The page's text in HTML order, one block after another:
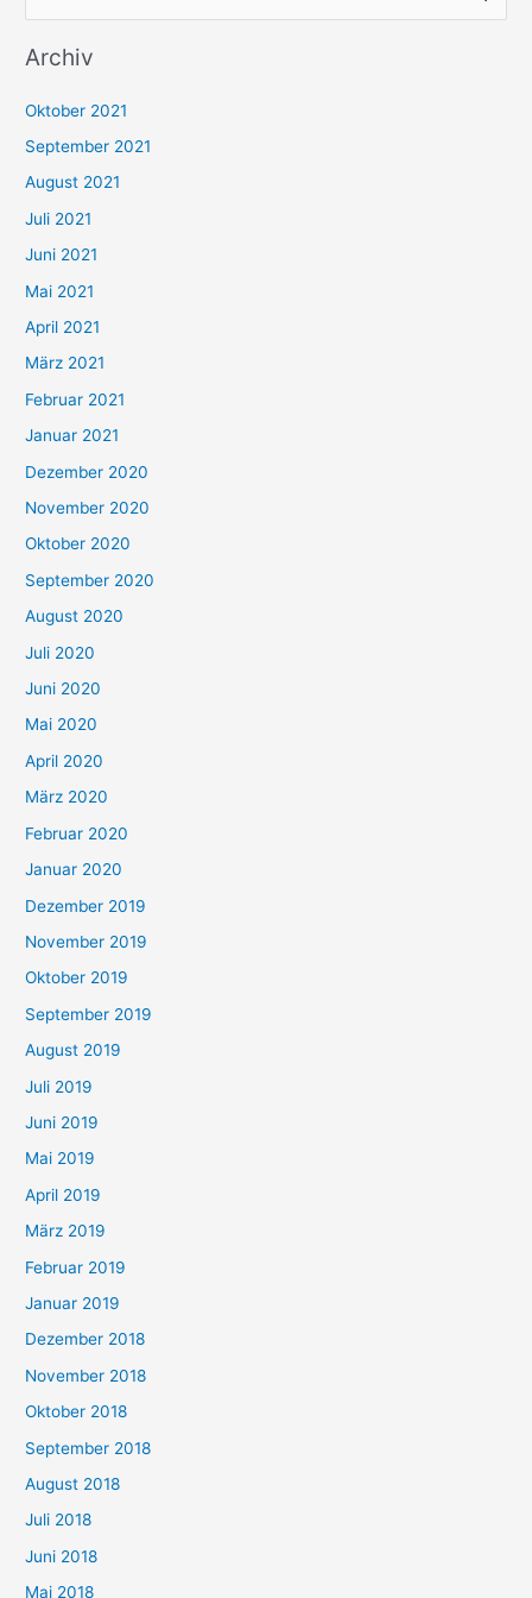
c
n
n
a
c
h
:
Archiv
Oktober 2021
September 2021
August 2021
Juli 2021
Juni 2021
Mai 2021
April 2021
März 2021
Februar 2021
Januar 2021
Dezember 2020
November 2020
Oktober 2020
September 2020
August 2020
Juli 2020
Juni 2020
Mai 2020
April 2020
März 2020
Februar 2020
Januar 2020
Dezember 2019
November 2019
Oktober 2019
September 2019
August 2019
Juli 2019
Juni 2019
Mai 2019
April 2019
März 2019
Februar 2019
Januar 2019
Dezember 2018
November 2018
Oktober 2018
September 2018
August 2018
Juli 2018
Juni 2018
Mai 2018